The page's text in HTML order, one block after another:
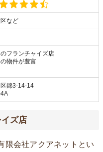
など
フランチャイズ店
物件が豊富
錦3-14-14
ズ店
限会社アクアネットとい